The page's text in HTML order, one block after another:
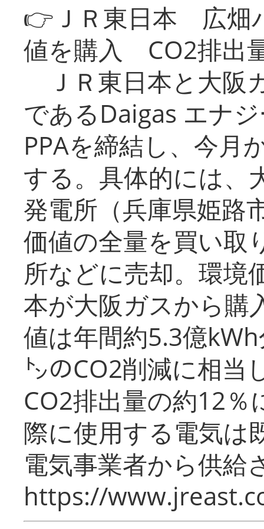
👉ＪＲ東日本 広畑
値を購入 CO2排出
ＪＲ東日本と大阪
であるDaigas エナ
PPAを締結し、今月
する。具体的には、
発電所（兵庫県姫路
価値の全量を買い取
所などに売却。環境
本が大阪ガスから購
値は年間約5.3億
㌧のCO2削減に相当
CO2排出量の約12％
際に使用する電気は
電気事業者から供給
https://